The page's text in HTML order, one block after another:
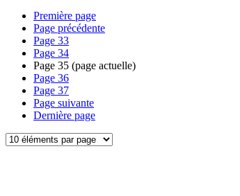
Première page
Page précédente
Page 33
Page 34
Page 35 (page actuelle)
Page 36
Page 37
Page suivante
Dernière page